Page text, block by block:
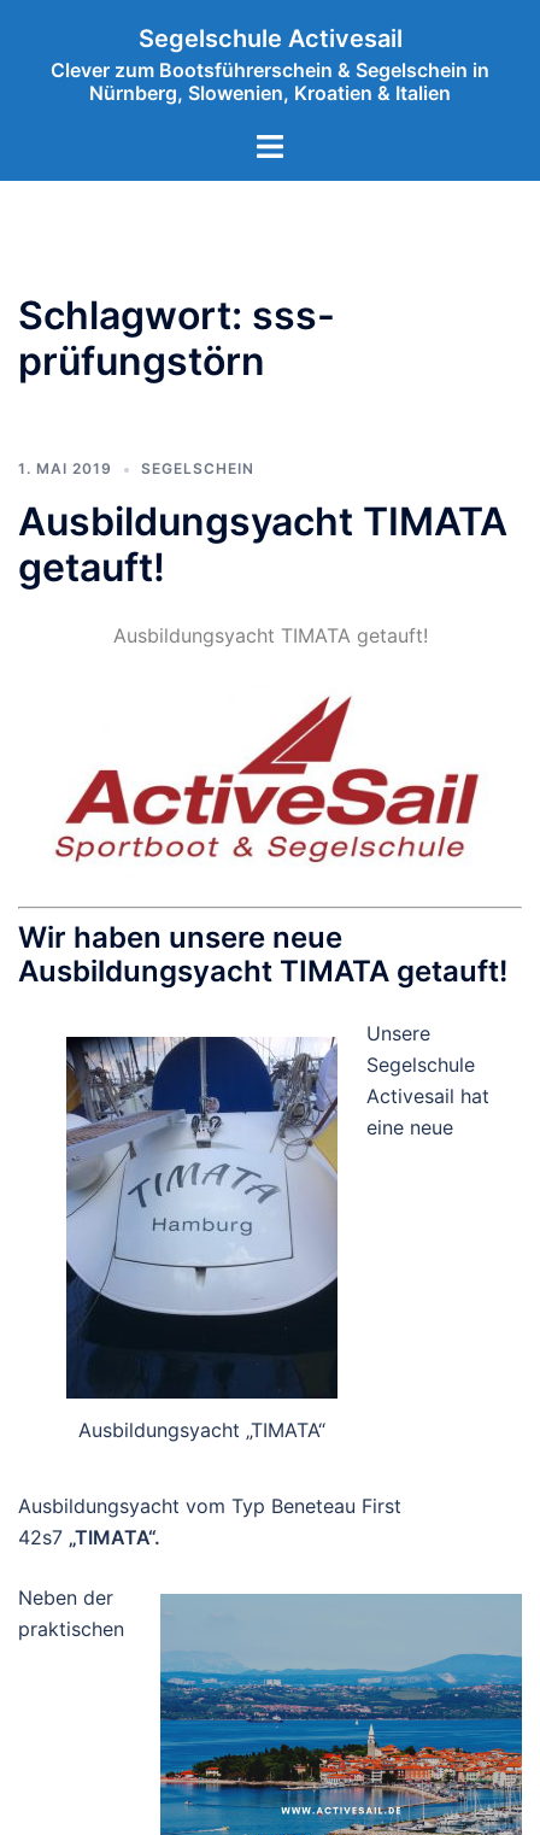
springen
Segelschule Activesail
Clever zum Bootsführerschein & Segelschein in
Nürnberg, Slowenien, Kroatien & Italien
Menü
Schlagwort: sss-
prüfungstörn
1. MAI 2019 SEGELSCHEIN
Ausbildungsyacht TIMATA
getauft!
Ausbildungsyacht TIMATA getauft!
Wir haben unsere neue
Ausbildungsyacht TIMATA getauft!
Ausbildungsyacht „TIMATA“
Unsere
Segelschule
Activesail hat
eine neue
Ausbildungsyacht vom Typ Beneteau First
42s7 „TIMATA“.
Neben der
praktischen